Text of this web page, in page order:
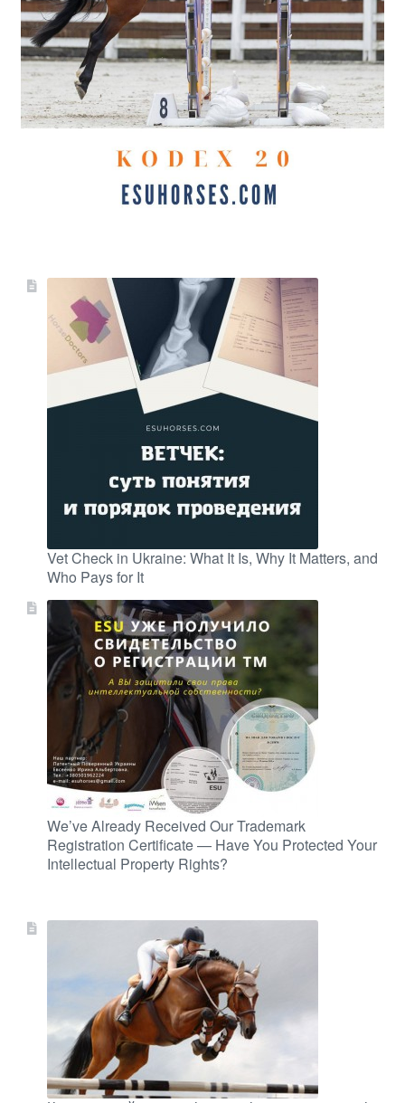
Vet Check in Ukraine: What It Is, Why It Matters, and
Who Pays for It
We’ve Already Received Our Trademark
Registration Certificate — Have You Protected Your
Intellectual Property Rights?